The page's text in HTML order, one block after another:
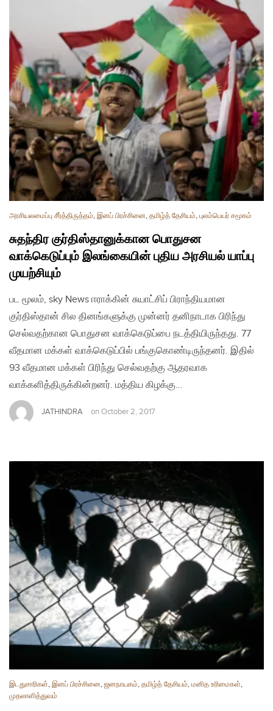
அரசியலமைப்பு சீர்த்திருத்தம், இனப் பிரச்சினை, தமிழ்த் தேசியம், புலம்பெயர் சமூகம்
சுதந்திர குர்திஸ்தானுக்கான பொதுசன
வாக்கெடுப்பும் இலங்கையின் புதிய அரசியல் யாப்பு
முயற்சியும்
பட மூலம், sky News ஈராக்கின் சுயாட்சிப் பிராந்தியமான
குர்திஸ்தான் சில தினங்களுக்கு முன்னர் தனிநாடாக பிரிந்து
செல்வதற்கான பொதுசன வாக்கெடுப்பை நடத்தியிருந்தது. 77
வீதமான மக்கள் வாக்கெடுப்பில் பங்குகொண்டிருந்தனர். இதில்
93 வீதமான மக்கள் பிரிந்து செல்வதற்கு ஆதரவாக
வாக்களித்திருக்கின்றனர். மத்திய கிழக்கு…
JATHINDRA on October 2, 2017
இடதுசாரிகள், இனப் பிரச்சினை, ஜனநாயகம், தமிழ்த் தேசியம், மனித உரிமைகள்,
முதலாளித்துவம்